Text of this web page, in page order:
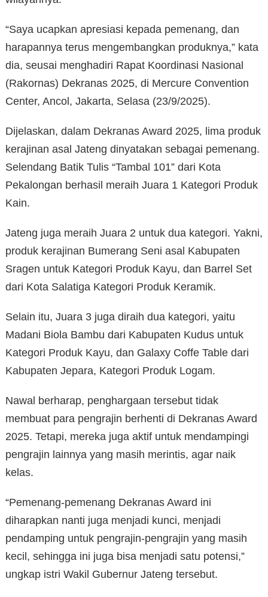
“Saya ucapkan apresiasi kepada pemenang, dan
harapannya terus mengembangkan produknya,” kata
dia, seusai menghadiri Rapat Koordinasi Nasional
(Rakornas) Dekranas 2025, di Mercure Convention
Center, Ancol, Jakarta, Selasa (23/9/2025).
Dijelaskan, dalam Dekranas Award 2025, lima produk
kerajinan asal Jateng dinyatakan sebagai pemenang.
Selendang Batik Tulis “Tambal 101” dari Kota
Pekalongan berhasil meraih Juara 1 Kategori Produk
Kain.
Jateng juga meraih Juara 2 untuk dua kategori. Yakni,
produk kerajinan Bumerang Seni asal Kabupaten
Sragen untuk Kategori Produk Kayu, dan Barrel Set
dari Kota Salatiga Kategori Produk Keramik.
Selain itu, Juara 3 juga diraih dua kategori, yaitu
Madani Biola Bambu dari Kabupaten Kudus untuk
Kategori Produk Kayu, dan Galaxy Coffe Table dari
Kabupaten Jepara, Kategori Produk Logam.
Nawal berharap, penghargaan tersebut tidak
membuat para pengrajin berhenti di Dekranas Award
2025. Tetapi, mereka juga aktif untuk mendampingi
pengrajin lainnya yang masih merintis, agar naik
kelas.
“Pemenang-pemenang Dekranas Award ini
diharapkan nanti juga menjadi kunci, menjadi
pendamping untuk pengrajin-pengrajin yang masih
kecil, sehingga ini juga bisa menjadi satu potensi,”
ungkap istri Wakil Gubernur Jateng tersebut.